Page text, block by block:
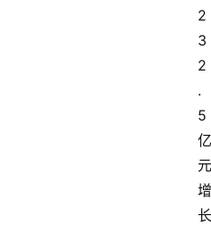
2
3
2
.
5
亿
元
增
长